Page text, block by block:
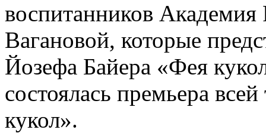
воспитанников
Вагановой, которые
Йозефа Байера «Фея
состоялась премьера
кукол».